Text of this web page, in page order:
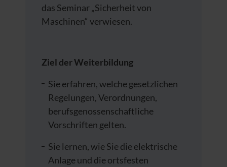
das Seminar „Sicherheit von
Maschinen“ verwiesen.
Ziel der Weiterbildung
Sie erfahren, welche gesetzlichen
Regelungen, Verordnungen,
berufsgenossenschaftliche
Vorschriften gelten.
Sie lernen, wie Sie die elektrische
Anlage und die ortsfesten